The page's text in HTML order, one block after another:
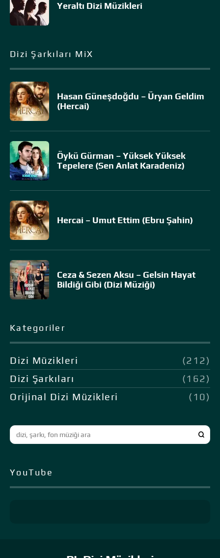
Yeraltı Dizi Müzikleri
Dizi Şarkıları MiX
Hasan Güneşdoğdu – Üryan Geldim
(Hercai)
Öykü Gürman – Yüksek Yüksek
Tepelere (Sen Anlat Karadeniz)
Hercai – Umut Ettim (Ebru Şahin)
Ceza & Sezen Aksu – Gelsin Hayat
Bildiği Gibi (Dizi Müziği)
Kategoriler
Dizi Müzikleri
(212)
Dizi Şarkıları
(162)
Orijinal Dizi Müzikleri
(10)
YouTube